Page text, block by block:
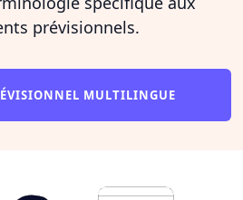
prévisionnels.
MULTILINGUE